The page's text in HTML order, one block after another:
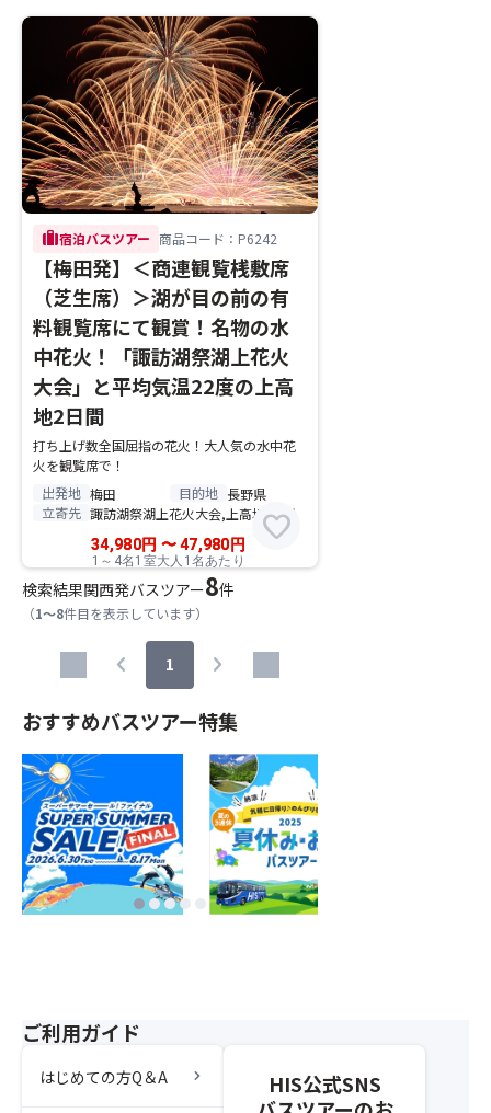
trip宿泊バスツアー 商品コード：P6242
【梅田発】＜商連観覧桟敷席
（芝生席）＞湖が目の前の有
料観覧席にて観賞！名物の水
中花火！「諏訪湖祭湖上花火
大会」と平均気温22度の上高
地2日間
打ち上げ数全国屈指の花火！大人気の水中花
火を観覧席で！
出発地 梅田 目的地 長野県
立寄先 諏訪湖祭湖上花火大会,上高地,白馬
34,980円 〜47,980円
1～4名1室大人1名あたり
favorite
検索結果関西発バスツアー8件
（1～8件目を表示しています）
chevron_left 1 chevron_right
おすすめバスツアー特集
ご利用ガイド
はじめての方Q＆A chevron_right
HIS公式SNS